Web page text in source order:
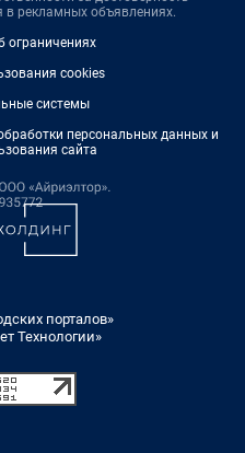
рекламных объявлениях.
ограничениях
cookies
системы
персональных данных и
сайта
порталов»
Технологии»